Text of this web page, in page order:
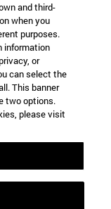
and third-
when you
purposes.
information
or
can select the
This banner
two options.
please visit